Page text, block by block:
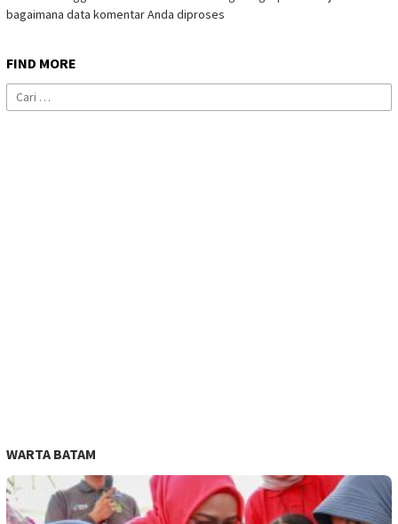
bagaimana data komentar Anda diproses
FIND MORE
Cari
untuk:
WARTA BATAM